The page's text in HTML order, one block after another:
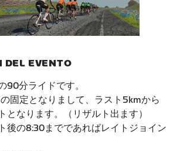
DEL EVENTO
90分ライドです。
固定となりまして、ラスト5kmから
となります。（リザルト出ます）
後の8:30までであればレイトジョイン